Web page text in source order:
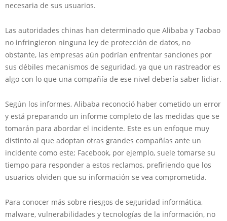
necesaria de sus usuarios.
Las autoridades chinas han determinado que Alibaba y Taobao
no infringieron ninguna ley de protección de datos, no
obstante, las empresas aún podrían enfrentar sanciones por
sus débiles mecanismos de seguridad, ya que un rastreador es
algo con lo que una compañía de ese nivel debería saber lidiar.
Según los informes, Alibaba reconoció haber cometido un error
y está preparando un informe completo de las medidas que se
tomarán para abordar el incidente. Este es un enfoque muy
distinto al que adoptan otras grandes compañías ante un
incidente como este; Facebook, por ejemplo, suele tomarse su
tiempo para responder a estos reclamos, prefiriendo que los
usuarios olviden que su información se vea comprometida.
Para conocer más sobre riesgos de seguridad informática,
malware, vulnerabilidades y tecnologías de la información, no